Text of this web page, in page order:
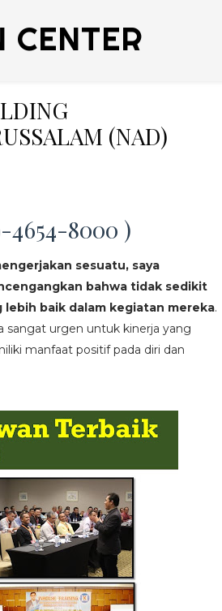
CENTER
(NAD)
4654-8000 )
sesuatu, saya
bahwa tidak sedikit
lebih baik dalam kegiatan mereka.
sangat urgen untuk kinerja yang
manfaat positif pada diri dan